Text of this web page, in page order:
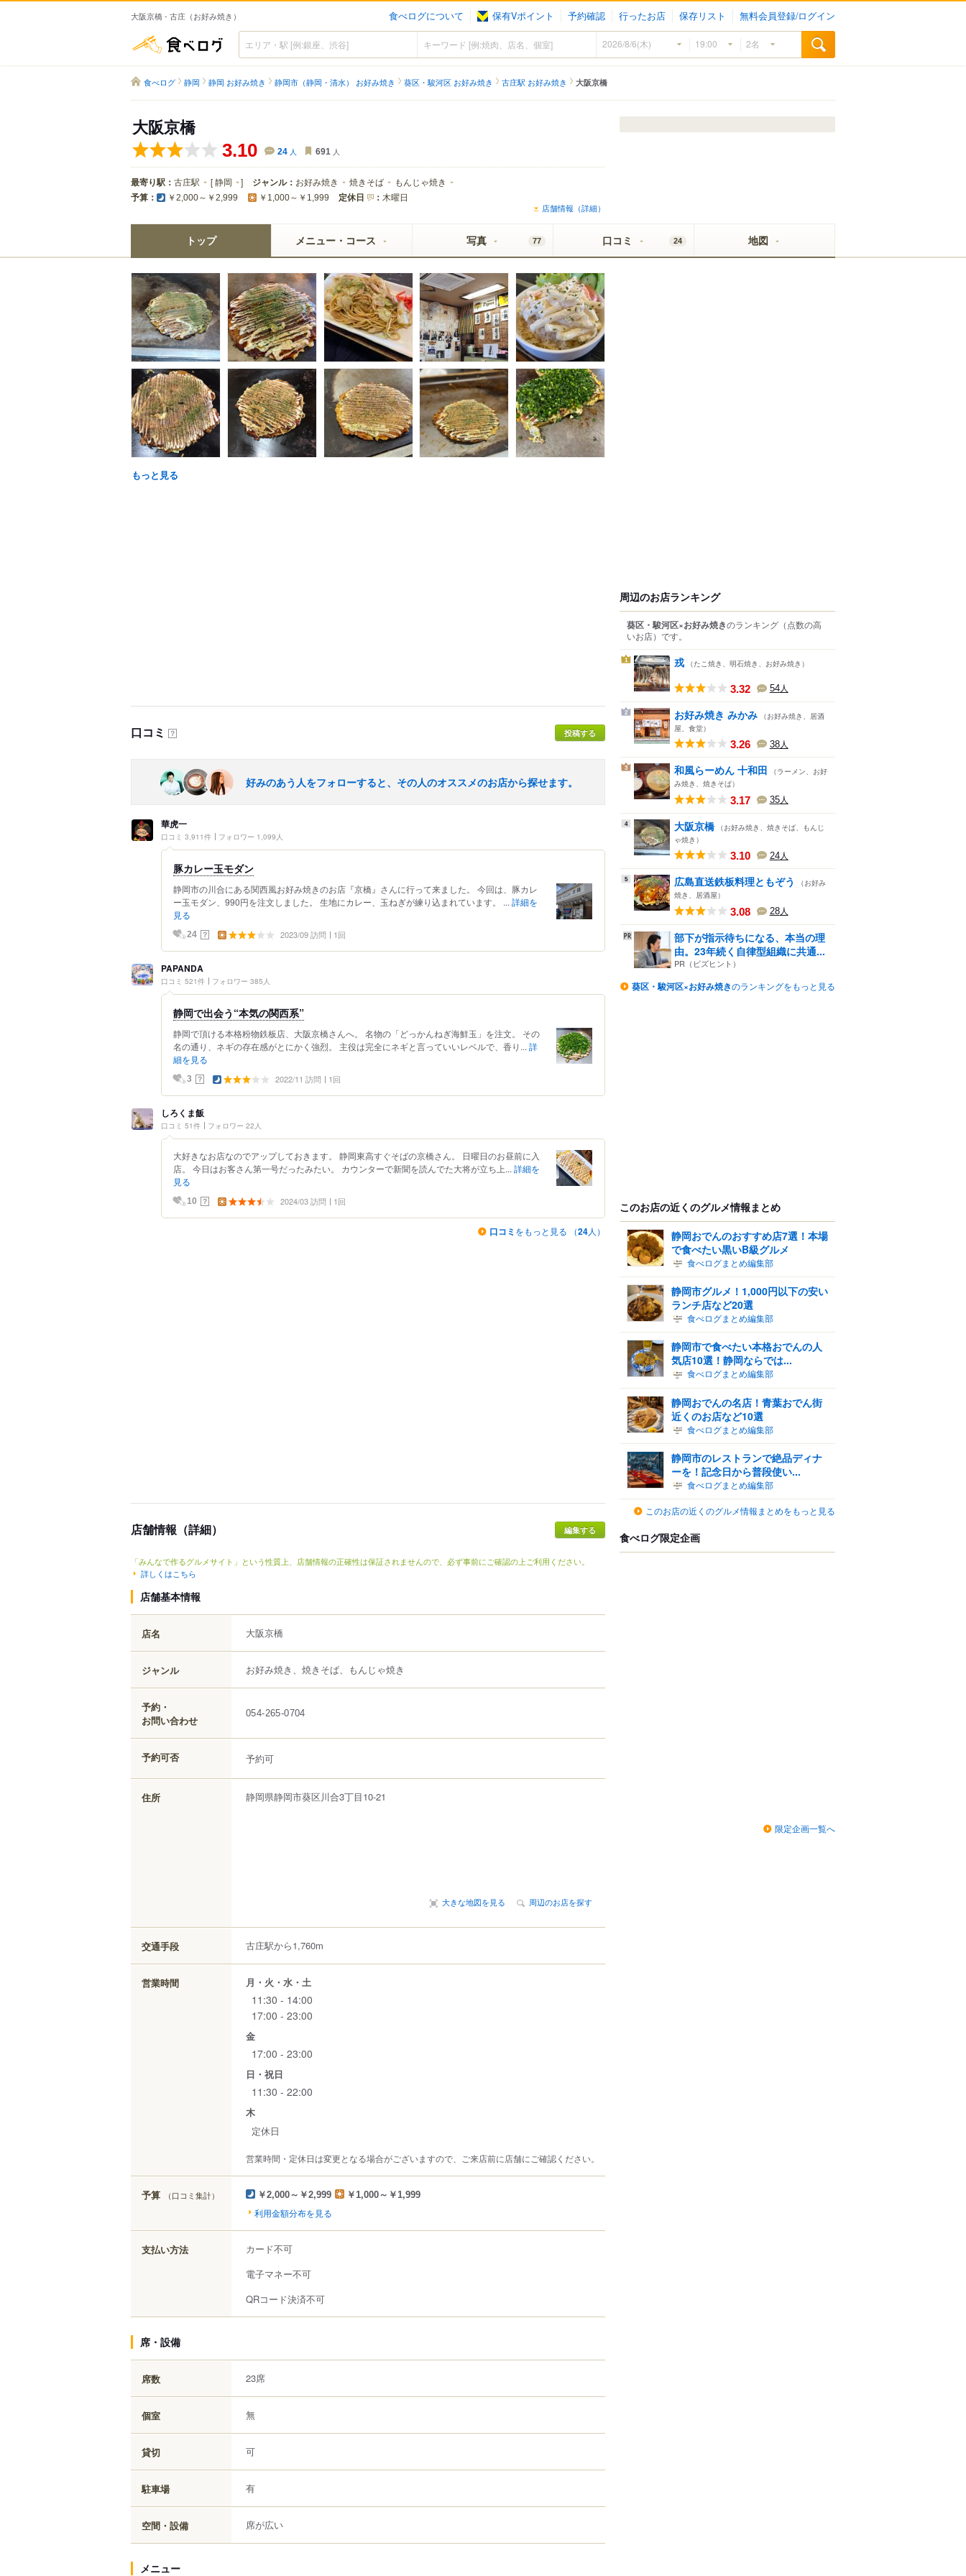
大阪京橋 - 古庄（お好み焼き） 食べログについて 保有Vポイント 予約確認 行ったお店 保存リスト 無料会員登録/ログイン
食べログ
食べログ 静岡 静岡 お好み焼き 静岡市（静岡・清水） お好み焼き 葵区・駿河区 お好み焼き 古庄駅 お好み焼き 大阪京橋
大阪京橋
3.10 24 人 691 人
最寄り駅： 古庄駅 [静岡 ] ジャンル： お好み焼き 焼きそば もんじゃ焼き
予算： ￥2,000～￥2,999 ￥1,000～￥1,999 定休日 ： 木曜日
店舗情報（詳細）
トップ メニュー・コース 写真 77 口コミ 24 地図
もっと見る
口コミ ？ 投稿する
好みのあう人をフォローすると、その人のオススメのお店から探せます。
華虎一
口コミ 3,911件 フォロワー 1,099人
豚カレー玉モダン
静岡市の川合にある関西風お好み焼きのお店『京橋』さんに行って来ました。 今回は、豚カレ
ー玉モダン、990円を注文しました。 生地にカレー、玉ねぎが練り込まれています。 ... 詳細を
見る
24 ？ 2023/09 訪問 1回
PAPANDA
口コミ 521件 フォロワー 385人
静岡で出会う“本気の関西系”
静岡で頂ける本格粉物鉄板店、大阪京橋さんへ。 名物の「どっかんねぎ海鮮玉」を注文。 その
名の通り、ネギの存在感がとにかく強烈。 主役は完全にネギと言っていいレベルで、香り... 詳
細を見る
3 ？ 2022/11 訪問 1回
しろくま飯
口コミ 51件 フォロワー 22人
大好きなお店なのでアップしておきます。 静岡東高すぐそばの京橋さん。 日曜日のお昼前に入
店。 今日はお客さん第一号だったみたい。 カウンターで新聞を読んでた大将が立ち上... 詳細を
見る
10 ？ 2024/03 訪問 1回
口コミ をもっと見る （24人）
店舗情報（詳細）
「みんなで作るグルメサイト」という性質上、店舗情報の正確性は保証されませんので、必ず事前にご確認の上ご利用ください。
詳しくはこちら
店舗基本情報
店名 大阪京橋
ジャンル お好み焼き、焼きそば、もんじゃ焼き
予約・
お問い合わせ
054-265-0704
予約可否 予約可
住所 静岡県静岡市葵区川合3丁目10-21
大きな地図を見る 周辺のお店を探す
交通手段 古庄駅から1,760m
営業時間 月・火・水・土
11:30 - 14:00
17:00 - 23:00
金
17:00 - 23:00
日・祝日
11:30 - 22:00
木
定休日
営業時間・定休日は変更となる場合がございますので、ご来店前に店舗にご確認ください。
予算 （口コミ集計） ￥2,000～￥2,999 ￥1,000～￥1,999
利用金額分布を見る
支払い方法
カード不可
電子マネー不可
QRコード決済不可
席・設備
席数 23席
個室 無
貸切 可
駐車場 有
空間・設備 席が広い
メニュー
周辺のお店ランキング
葵区・駿河区×お好み焼きのランキング （点数の高
いお店） です。
1 戎 （たこ焼き、明石焼き、お好み焼き）
3.32 54人
2 お好み焼き みかみ （お好み焼き、居酒
屋、食堂）
3.26 38人
3 和風らーめん 十和田
（ラーメン、お好
み焼き、焼きそば）
3.17 35人
4 大阪京橋 （お好み焼き、焼きそば、もんじ
ゃ焼き）
3.10 24人
5 広島直送鉄板料理ともぞう
（お好み
焼き、居酒屋）
3.08 28人
部下が指示待ちになる、本当の理
由。23年続く自律型組織に共通...
PR（ビズヒント）
葵区・駿河区×お好み焼きのランキングをもっと見る
このお店の近くのグルメ情報まとめ
静岡おでんのおすすめ店7選！本場
で食べたい黒いB級グルメ
食べログまとめ編集部
静岡市グルメ！1,000円以下の安い
ランチ店など20選
食べログまとめ編集部
静岡市で食べたい本格おでんの人
気店10選！静岡ならでは...
食べログまとめ編集部
静岡おでんの名店！青葉おでん街
近くのお店など10選
食べログまとめ編集部
静岡市のレストランで絶品ディナ
ーを！記念日から普段使い...
食べログまとめ編集部
このお店の近くのグルメ情報まとめをもっと見る
食べログ限定企画
限定企画一覧へ